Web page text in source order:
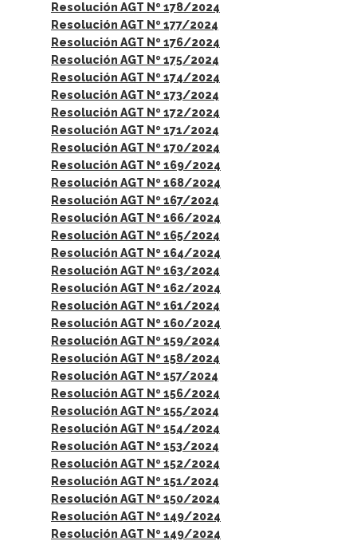
Resolución AGT Nº 178/2024
Resolución AGT Nº 177/2024
Resolución AGT Nº 176/2024
Resolución AGT Nº 175/2024
Resolución AGT Nº 174/2024
Resolución AGT Nº 173/2024
Resolución AGT Nº 172/2024
Resolución AGT Nº 171/2024
Resolución AGT Nº 170/2024
Resolución AGT Nº 169/2024
Resolución AGT Nº 168/2024
Resolución AGT Nº 167/2024
Resolución AGT Nº 166/2024
Resolución AGT Nº 165/2024
Resolución AGT Nº 164/2024
Resolución AGT Nº 163/2024
Resolución AGT Nº 162/2024
Resolución AGT Nº 161/2024
Resolución AGT Nº 160/2024
Resolución AGT Nº 159/2024
Resolución AGT Nº 158/2024
Resolución AGT Nº 157/2024
Resolución AGT Nº 156/2024
Resolución AGT Nº 155/2024
Resolución AGT Nº 154/2024
Resolución AGT Nº 153/2024
Resolución AGT Nº 152/2024
Resolución AGT Nº 151/2024
Resolución AGT Nº 150/2024
Resolución AGT Nº 149/2024
Resolución AGT Nº 149/2024